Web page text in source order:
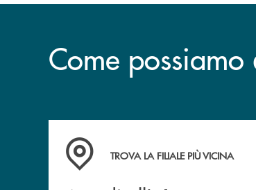
Come possiamo
Accedi all' elenco completo delle
TROVA LA FILIALE PIÙ VICINA